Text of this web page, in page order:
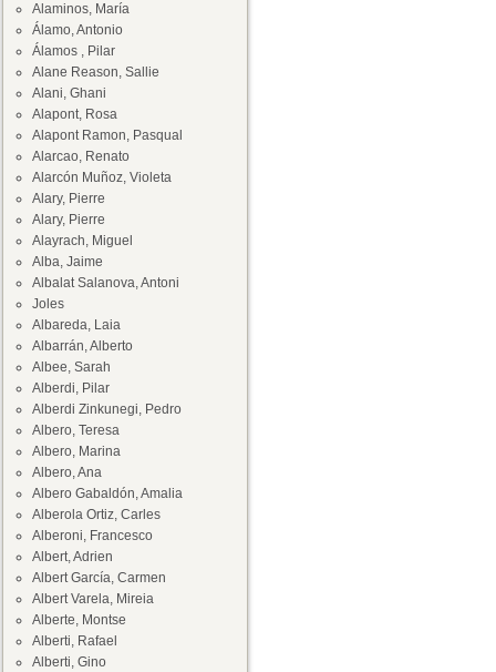
Alaminos, María
Álamo, Antonio
Álamos , Pilar
Alane Reason, Sallie
Alani, Ghani
Alapont, Rosa
Alapont Ramon, Pasqual
Alarcao, Renato
Alarcón Muñoz, Violeta
Alary, Pierre
Alary, Pierre
Alayrach, Miguel
Alba, Jaime
Albalat Salanova, Antoni
Joles
Albareda, Laia
Albarrán, Alberto
Albee, Sarah
Alberdi, Pilar
Alberdi Zinkunegi, Pedro
Albero, Teresa
Albero, Marina
Albero, Ana
Albero Gabaldón, Amalia
Alberola Ortiz, Carles
Alberoni, Francesco
Albert, Adrien
Albert García, Carmen
Albert Varela, Mireia
Alberte, Montse
Alberti, Rafael
Alberti, Gino